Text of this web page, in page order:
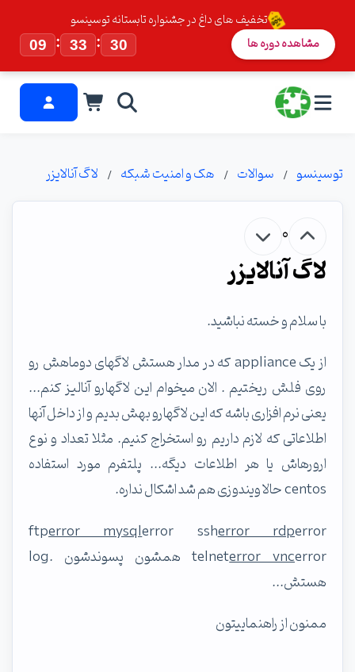
تخفیف های داغ در جشنواره تابستانه توسینسو
09
: 33 : 29 مشاهده دوره ها
توسینسو سوالات هک و امنیت شبکه لاگ آنالایزر
0
لاگ آنالایزر
با سلام و خسته نباشید.
از یک appliance که در مدار هستش لاگهای دوماهش رو
روی فلش ریختیم . الان میخوام این لاگهارو آنالیز کنم...
یعنی نرم افزاری باشه که این لاگهارو بهش بدیم و از داخل آنها
اطلاعاتی که لازم داریم رو استخراج کنیم. مثلا تعداد و نوع
ارورهاش یا هر اطلاعات دیگه... پلتفرم مورد استفاده
centos حالا ویندوزی هم شد اشکال نداره.
ftperror mysqlerror ssherror rdperror
telneterror vnc
error همشون پسوندشون .log
هستش...
ممنون از راهنماییتون